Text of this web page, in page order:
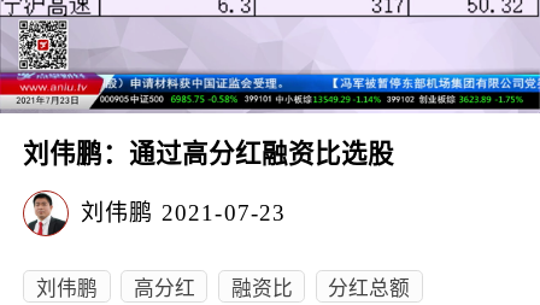
刘伟鹏：通过高分红融资比选股
刘伟鹏 2021-07-23
刘伟鹏 高分红 融资比
分红总额